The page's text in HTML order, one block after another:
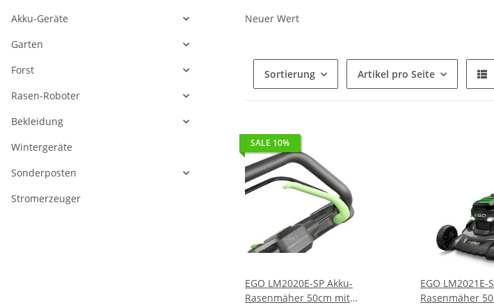
Neuer Wert
Sortierung Artikel pro Seite
SALE 10%
EGO LM2020E-SP Akku-
Rasenmäher 50cm mit
EGO LM2021E-
Rasenmäher
Akku-Geräte
Garten
Forst
Rasen-Roboter
Bekleidung
Wintergeräte
Sonderposten
Stromerzeuger